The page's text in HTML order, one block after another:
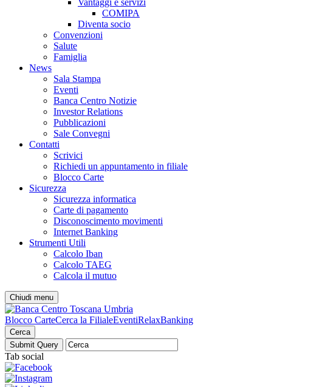
Vantaggi e servizi
COMIPA
Diventa socio
Convenzioni
Salute
Famiglia
News
Sala Stampa
Eventi
Banca Centro Notizie
Investor Relations
Pubblicazioni
Sale Convegni
Contatti
Scrivici
Richiedi un appuntamento in filiale
Blocco Carte
Sicurezza
Sicurezza informatica
Carte di pagamento
Disconoscimento movimenti
Internet Banking
Strumenti Utili
Calcolo Iban
Calcolo TAEG
Calcola il mutuo
Chiudi menu
Blocco CarteCerca la FilialeEventiRelaxBanking
Cerca
Tab social